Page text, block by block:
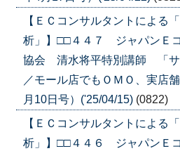
【ＥＣコンサルタントによる
析」】□□４４７ ジャパンＥ
協会 清水将平特別講師 「サ
／モール店でもＯＭＯ、実店
月10日号）('25/04/15) (0822)
【ＥＣコンサルタントによる
析」】□□４４６ ジャパンＥ